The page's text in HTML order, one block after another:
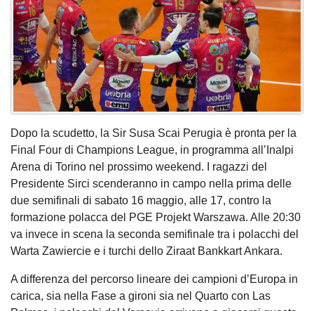
Dopo la scudetto, la Sir Susa Scai Perugia è pronta per la
Final Four di Champions League, in programma all’Inalpi
Arena di Torino nel prossimo weekend. I ragazzi del
Presidente Sirci scenderanno in campo nella prima delle
due semifinali di sabato 16 maggio, alle 17, contro la
formazione polacca del PGE Projekt Warszawa. Alle 20:30
va invece in scena la seconda semifinale tra i polacchi del
Warta Zawiercie e i turchi dello Ziraat Bankkart Ankara.
A differenza del percorso lineare dei campioni d’Europa in
carica, sia nella Fase a gironi sia nel Quarto con Las